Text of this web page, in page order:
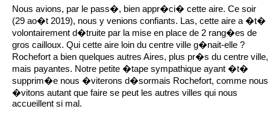
Nous avions, par le pass�, bien appr�ci� cette aire. Ce soir
(29 ao�t 2019), nous y venions confiants. Las, cette aire a �t�
volontairement d�truite par la mise en place de 2 rang�es de
gros cailloux. Qui cette aire loin du centre ville g�nait-elle ?
Rochefort a bien quelques autres Aires, plus pr�s du centre ville,
mais payantes. Notre petite �tape sympathique ayant �t�
supprim�e nous �viterons d�sormais Rochefort, comme nous
�vitons autant que faire se peut les autres villes qui nous
accueillent si mal.